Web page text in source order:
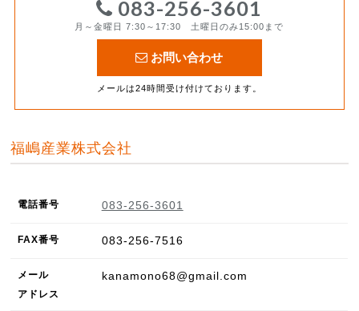
083-256-3601
月～金曜日 7:30～17:30 土曜日のみ15:00まで
お問い合わせ
メールは24時間受け付けております。
福嶋産業株式会社
電話番号 083-256-3601
FAX番号 083-256-7516
メール
アドレス
kanamono68@gmail.com